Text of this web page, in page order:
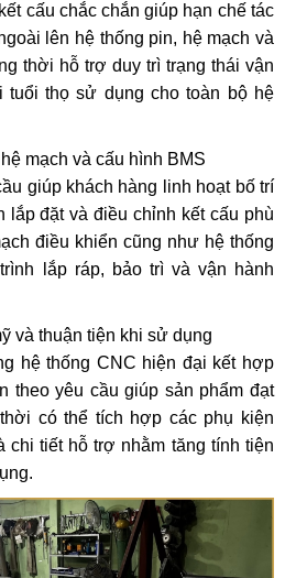
cấu chắc chắn giúp hạn chế tác
lên hệ thống pin, hệ mạch và
thời hỗ trợ duy trì trạng thái vận
tuổi thọ sử dụng cho toàn bộ hệ
mạch và cấu hình BMS
giúp khách hàng linh hoạt bố trí
lắp đặt và điều chỉnh kết cấu phù
điều khiển cũng như hệ thống
lắp ráp, bảo trì và vận hành
và thuận tiện khi sử dụng
hệ thống CNC hiện đại kết hợp
theo yêu cầu giúp sản phẩm đạt
có thể tích hợp các phụ kiện
chi tiết hỗ trợ nhằm tăng tính tiện